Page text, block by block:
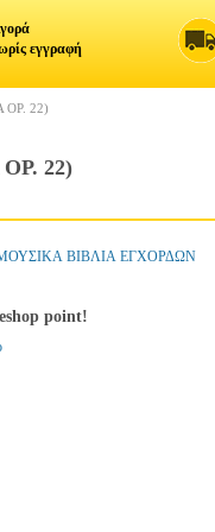
εγγραφή
OP. 22)
22)
ΜΟΥΣΙΚΑ ΒΙΒΛΙΑ ΕΓΧΟΡΔΩΝ
point!